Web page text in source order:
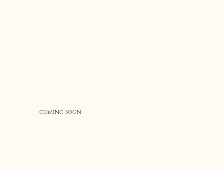
coming soon